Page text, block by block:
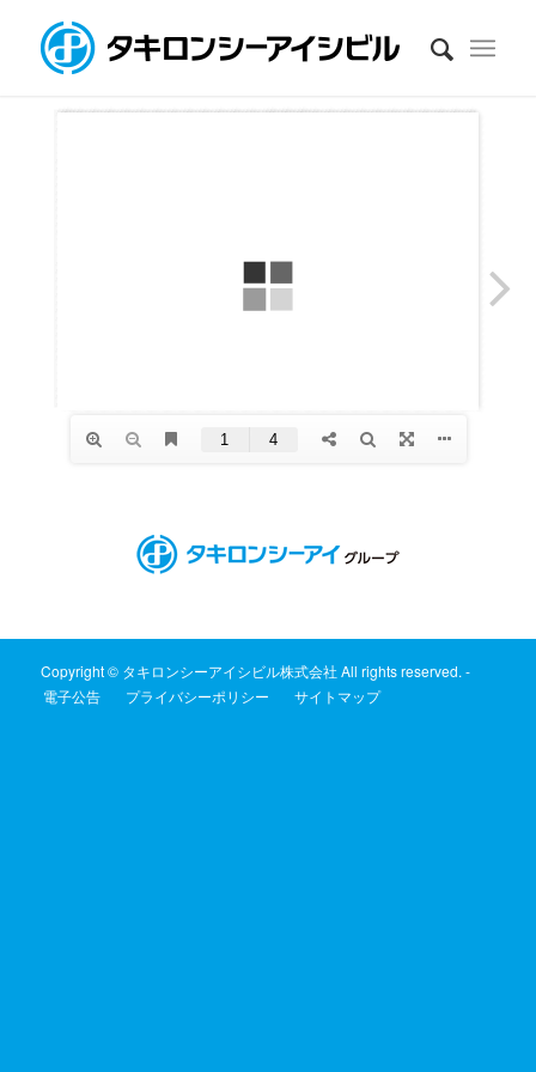
Copyright © タキロンシーアイシビル株式会社 All rights reserved. -
電子公告
プライバシーポリシー サイトマップ